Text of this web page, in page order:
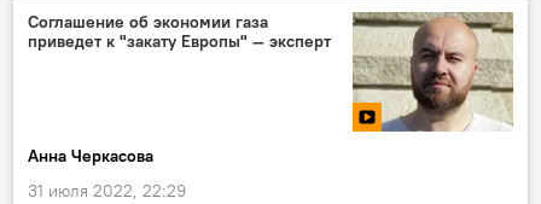
Соглашение об экономии газа
приведет к "закату Европы" — эксперт
Анна Черкасова
31 июля 2022, 22:29